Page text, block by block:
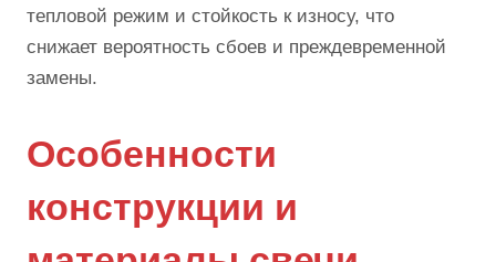
тепловой режим и стойкость к износу, что
снижает вероятность сбоев и преждевременной
замены.
Особенности
конструкции и